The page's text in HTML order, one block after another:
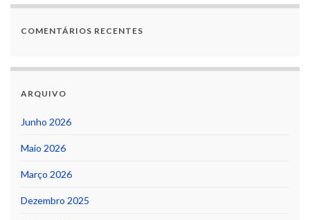
COMENTÁRIOS RECENTES
ARQUIVO
Junho 2026
Maio 2026
Março 2026
Dezembro 2025